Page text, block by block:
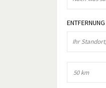
ENTFERNUNG